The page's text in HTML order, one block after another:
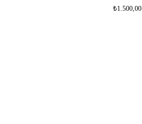
₺1.500,00